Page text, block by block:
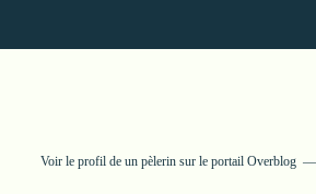
Voir le profil de un pèlerin sur le portail Overblog